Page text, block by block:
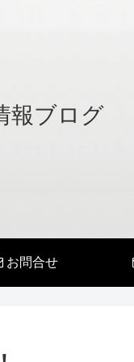
報ブログ
お問合せ